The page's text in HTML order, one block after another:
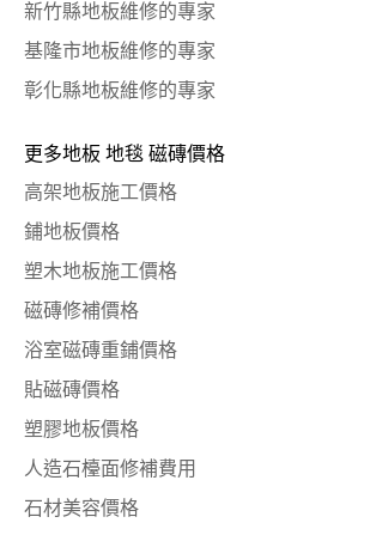
新竹縣地板維修的專家
基隆市地板維修的專家
彰化縣地板維修的專家
更多地板 地毯 磁磚價格
高架地板施工價格
鋪地板價格
塑木地板施工價格
磁磚修補價格
浴室磁磚重鋪價格
貼磁磚價格
塑膠地板價格
人造石檯面修補費用
石材美容價格